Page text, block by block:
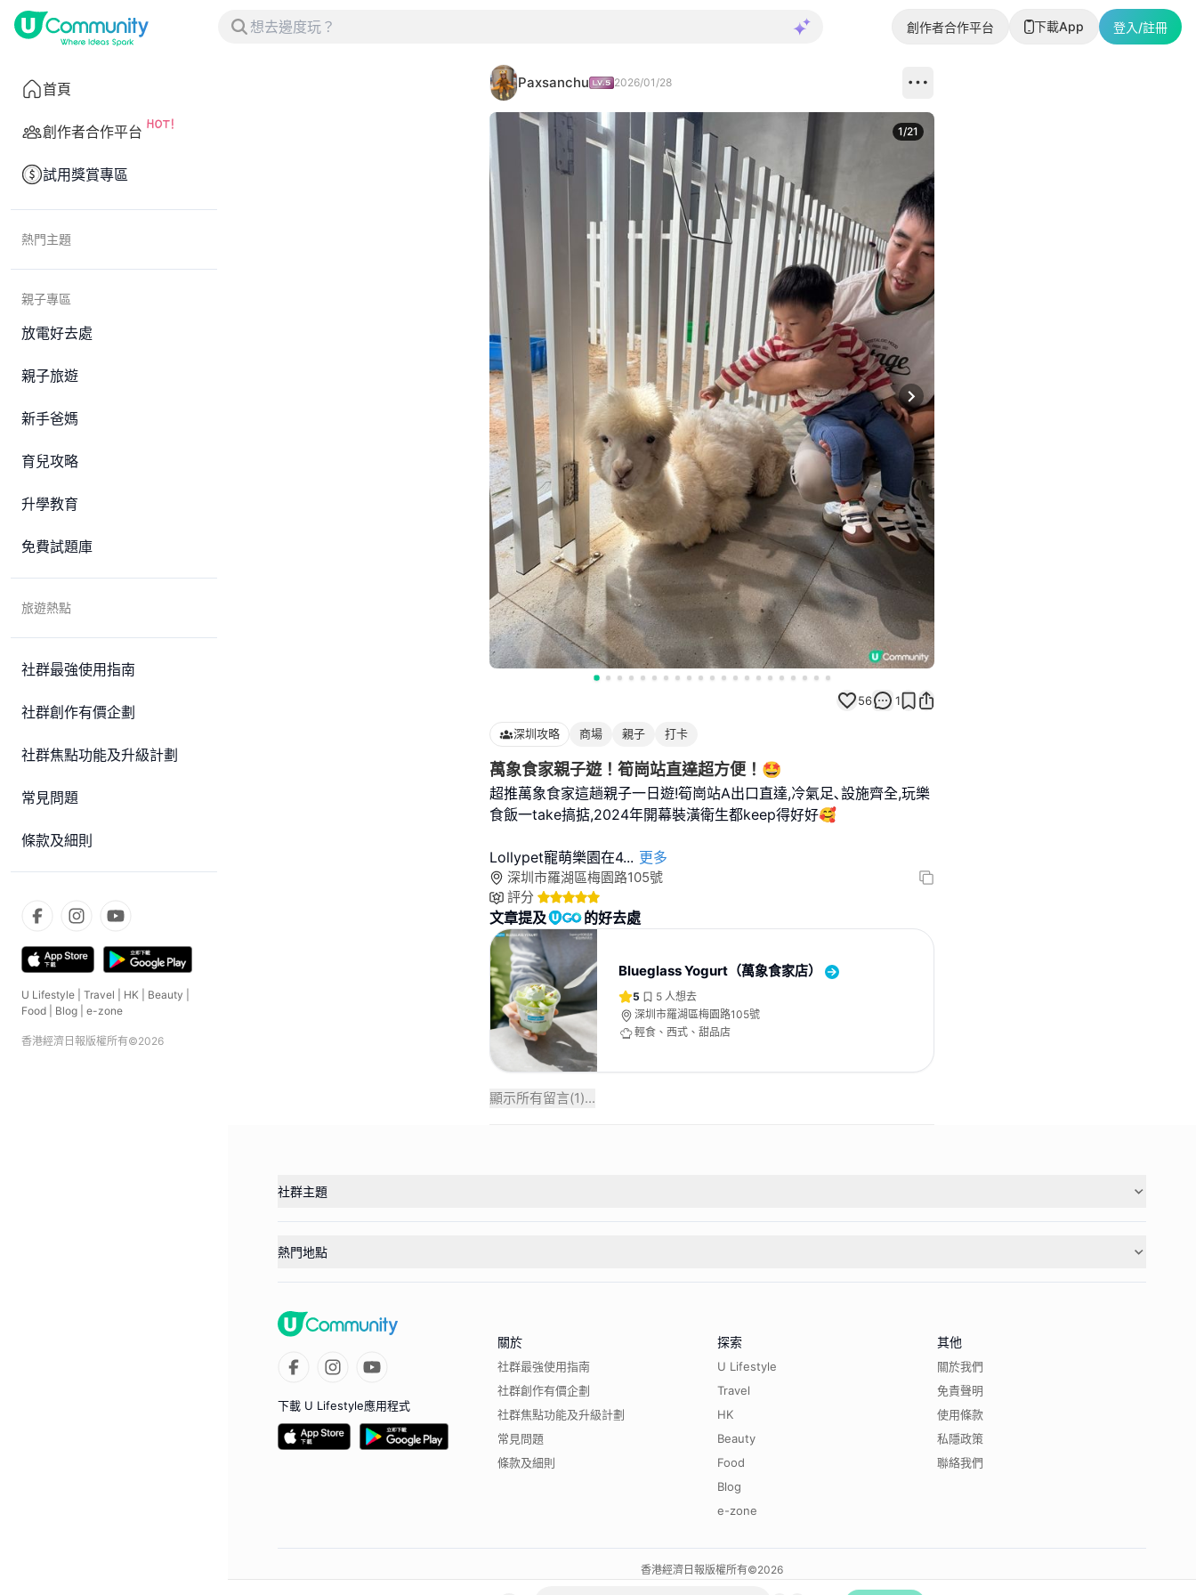
創作者合作平台 下載App 登入/註冊
首頁
創作者合作平台
試用獎賞專區
熱門主題
親子專區
放電好去處
親子旅遊
新手爸媽
育兒攻略
升學教育
免費試題庫
旅遊熱點
社群最強使用指南
社群創作有價企劃
社群焦點功能及升級計劃
常見問題
條款及細則
U Lifestyle Travel HK Beauty
Food
Blog e-zone
香港經濟日報版權所有©2026
Paxsanchu 2026/01/28
Next slide
1/21
56 1
深圳攻略 商場 親子 打卡
萬象食家親子遊！筍崗站直達超方便！🤩
超推萬象食家這趟親子一日遊!筍崗站A出口直達,冷氣足､設施齊全,玩樂
食飯一take搞掂,2024年開幕裝潢衛生都keep得好好🥰
Lollypet寵萌樂園在4... 更多
深圳市羅湖區梅園路105號
評分
文章提及 的好去處
Blueglass Yogurt（萬象食家店）
5 5 人想去
深圳市羅湖區梅園路105號
輕食、西式、甜品店
顯示所有留言(1)...
社群主題
熱門地點
下載 U Lifestyle應用程式
關於
社群最強使用指南
社群創作有價企劃
社群焦點功能及升級計劃
常見問題
條款及細則
探索
U Lifestyle
Travel
HK
Beauty
Food
Blog
e-zone
其他
關於我們
免責聲明
使用條款
私隱政策
聯絡我們
香港經濟日報版權所有©2026